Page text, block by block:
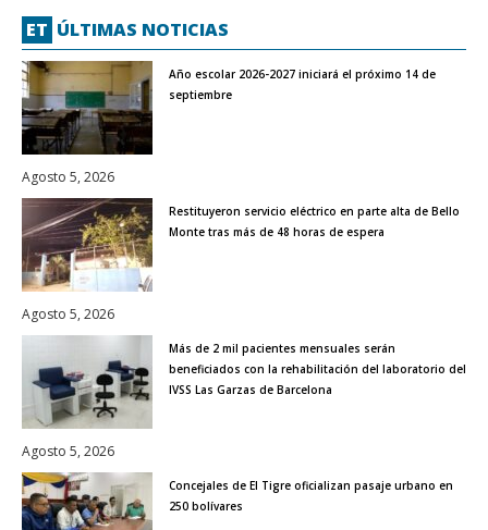
ET ÚLTIMAS NOTICIAS
Año escolar 2026-2027 iniciará el próximo 14 de
septiembre
Agosto 5, 2026
Restituyeron servicio eléctrico en parte alta de Bello
Monte tras más de 48 horas de espera
Agosto 5, 2026
Más de 2 mil pacientes mensuales serán
beneficiados con la rehabilitación del laboratorio del
IVSS Las Garzas de Barcelona
Agosto 5, 2026
Concejales de El Tigre oficializan pasaje urbano en
250 bolívares